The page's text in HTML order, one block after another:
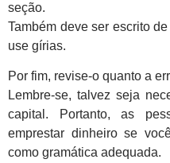
seção.
Também deve ser escrito
use gírias.
Por fim, revise-o quanto a
Lembre-se, talvez seja
capital. Portanto, as
emprestar dinheiro se
como gramática adequada.